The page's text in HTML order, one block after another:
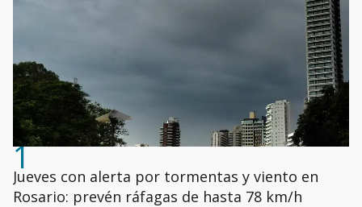
1
Jueves con alerta por tormentas y viento en
Rosario: prevén ráfagas de hasta 78 km/h